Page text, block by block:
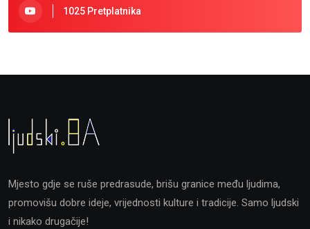
1025 Pretplatnika
Mjesto gdje se ruše predrasude, brišu granice među ljudima,
promovišu dobre ideje, vrijednosti kulture i tradicije. Samo ljudski
i nikako drugačije!